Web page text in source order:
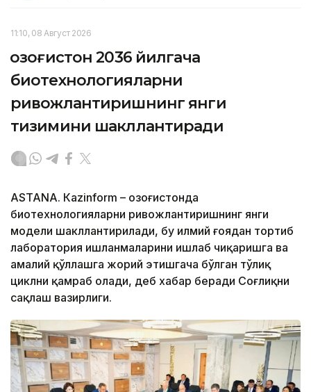
11:10, 08 Август 2026
Қозоғистон 2036 йилгача
биотехнологияларни
ривожлантиришнинг янги
тизимини шакллантиради
ASTANА. Кazinform – Қозоғистонда
биотехнологияларни ривожлантиришнинг янги
модели шакллантирилади, бу илмий ғоядан тортиб
лаборатория ишланмаларини ишлаб чиқаришга ва
амалий қўллашга жорий этишгача бўлган тўлиқ
циклни қамраб олади, деб хабар беради Соғлиқни
сақлаш вазирлиги.